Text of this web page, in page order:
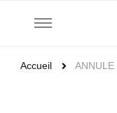
Accueil